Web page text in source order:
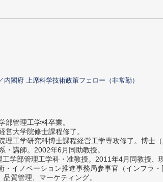
内閣府 上席科学技術政策フェロー（非常勤）
部管理工学科卒業。
営大学院修士課程修了。
理工学研究科博士課程経営工学専攻修了。博士（
・講師。2002年6月同助教授。
学部管理工学科・准教授。2011年4月同教授、
・イノベーション推進事務局参事官（インフラ
質管理、マーケティング。